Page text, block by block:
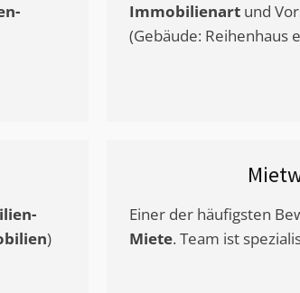
Immobilienart und
(Gebäude: Reihenhaus
)
Einer der häufigsten
Miete. Team ist